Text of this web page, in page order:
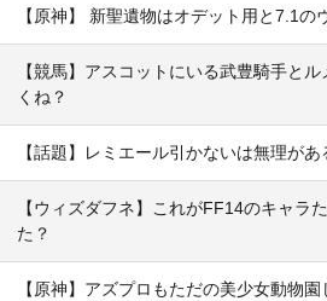
【原神】 新聖遺物はオデット用と7.1の
【競馬】アスコットにいる武豊騎手と
くね？
【話題】レミエール引かないは無理があ
【ウィズダフネ】これがFF14のキャラ
た？
【原神】アズプロもただの美少女動物